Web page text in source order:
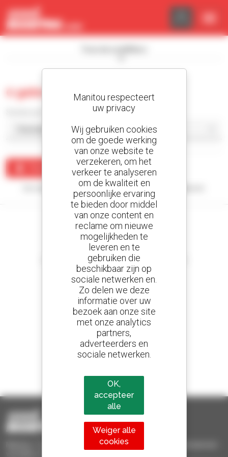
0 gebruikt heftruck met mast
Maak een waarschuwing
Uw zoekopdracht heeft geen enkel resultaat opgeleverd.
Stel meldingen in
en ontvang advertenties van tweedehandsmaterieel
800 dealers
Manitou wereldwijd
Verkocht in de wereld is een manitou
Manitou Tweedehands - Tweedehands behandelingsmaterieel :
Cookies beheer paneel
Manitou respecteert
uw privacy
Wij gebruiken cookies
om de goede werking
van onze website te
verzekeren, om het
verkeer te analyseren
om de kwaliteit en
persoonlijke ervaring
te bieden door middel
van onze content en
reclame om nieuwe
mogelijkheden te
leveren en te
gebruiken die
beschikbaar zijn op
sociale netwerken en.
Zo delen we deze
informatie over uw
bezoek aan onze site
met onze analytics
partners,
adverteerders en
sociale netwerken.
OK,
accepteer
alle
Weiger alle
cookies